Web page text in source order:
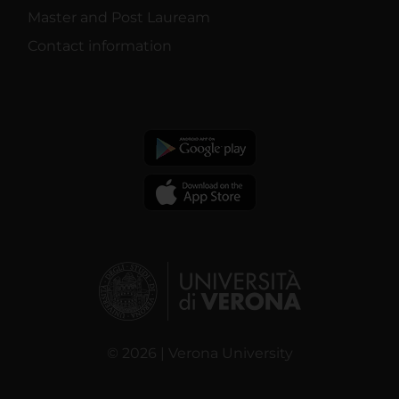
Master and Post Lauream
Contact information
© 2026 | Verona University